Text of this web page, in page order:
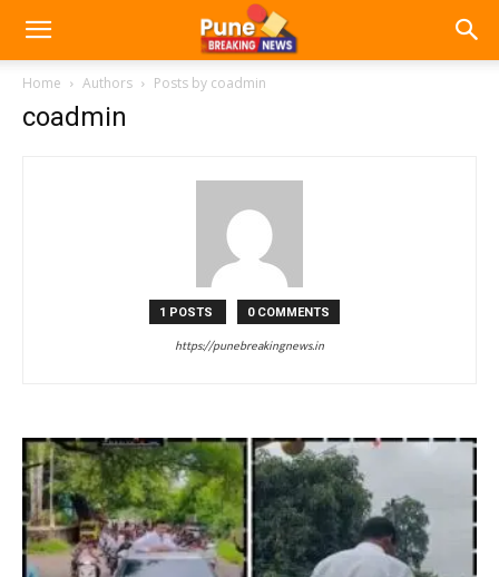
Home Authors Posts by coadmin
coadmin
1 POSTS 0 COMMENTS
https://punebreakingnews.in